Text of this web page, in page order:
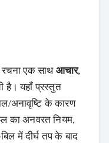
रचना एक साथ आचार,
है। यहाँ प्रस्तुत
अनावृष्टि के कारण
का अनवरत नियम,
में दीर्घ तप के बाद